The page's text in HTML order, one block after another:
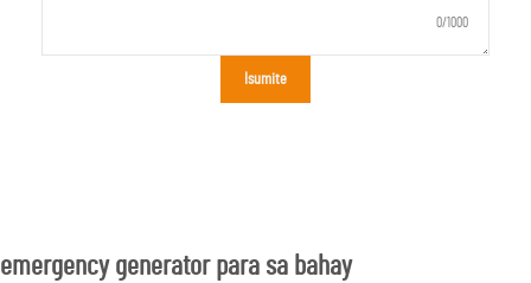
0/1000
Isumite
emergency generator para sa bahay